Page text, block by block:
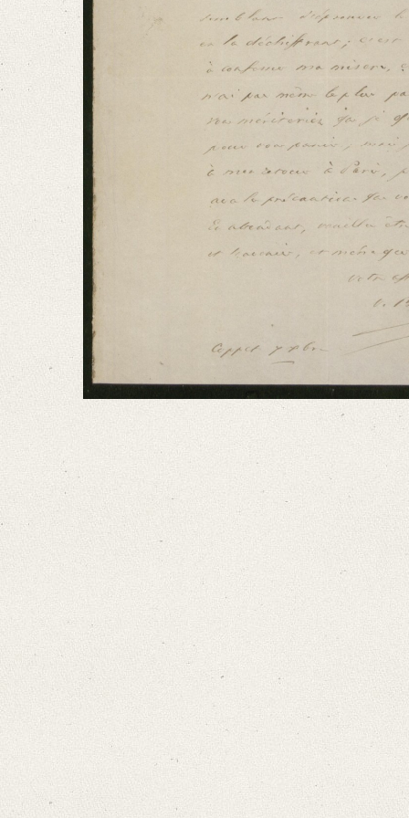
Vous aviez très bien lu mon ecriture, et c’est par pure malice que
Language
Dänekas, Laura
Steffes, Franziska